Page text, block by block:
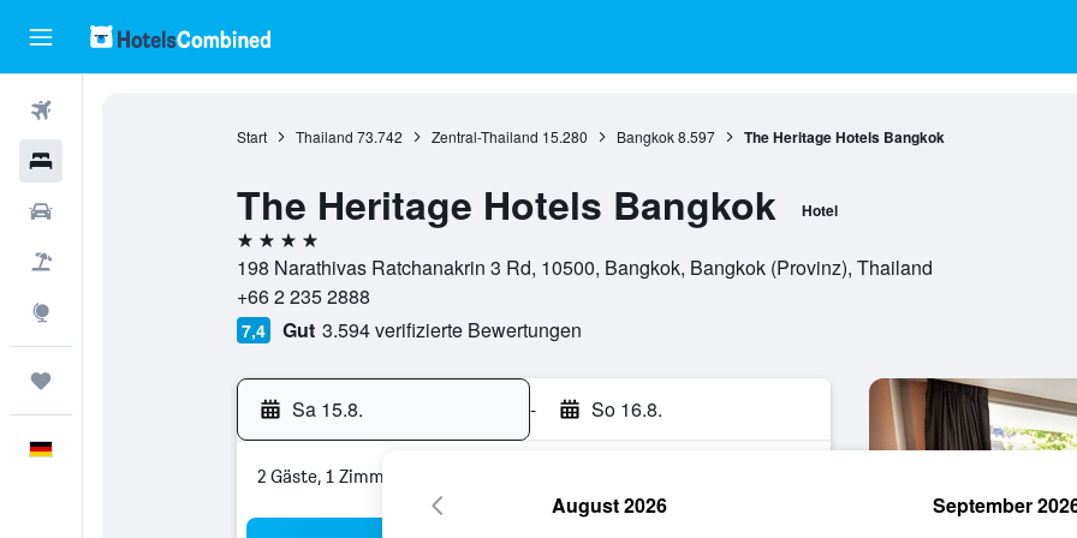
Start Thailand 73.742 Zentral-Thailand 15.280 Bangkok 8.597 The Heritage Hotels Bangkok
The Heritage Hotels Bangkok Hotel
4 Sterne
198 Narathivas Ratchanakrin 3 Rd, 10500, Bangkok, Bangkok (Provinz), Thailand
+66 2 235 2888
7,4 Gut 3.594 verifizierte Bewertungen
Sa 15.8. - So 16.8.
2 Gäste, 1 Zimmer
August 2026 September